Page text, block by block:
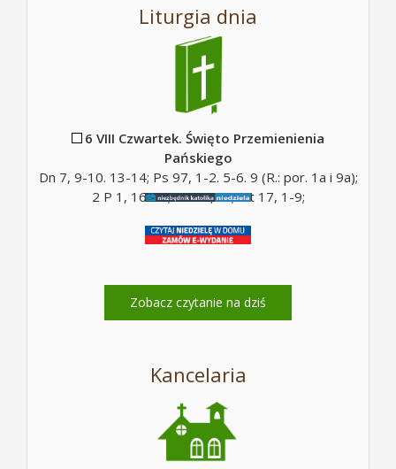
Liturgia dnia
6 VIII Czwartek. Święto Przemienienia
Pańskiego
Dn 7, 9-10. 13-14; Ps 97, 1-2. 5-6. 9 (R.: por. 1a i 9a);
2 P 1, 16-19; Mt 17, 5c; Mt 17, 1-9;
Zobacz czytanie na dziś
Kancelaria